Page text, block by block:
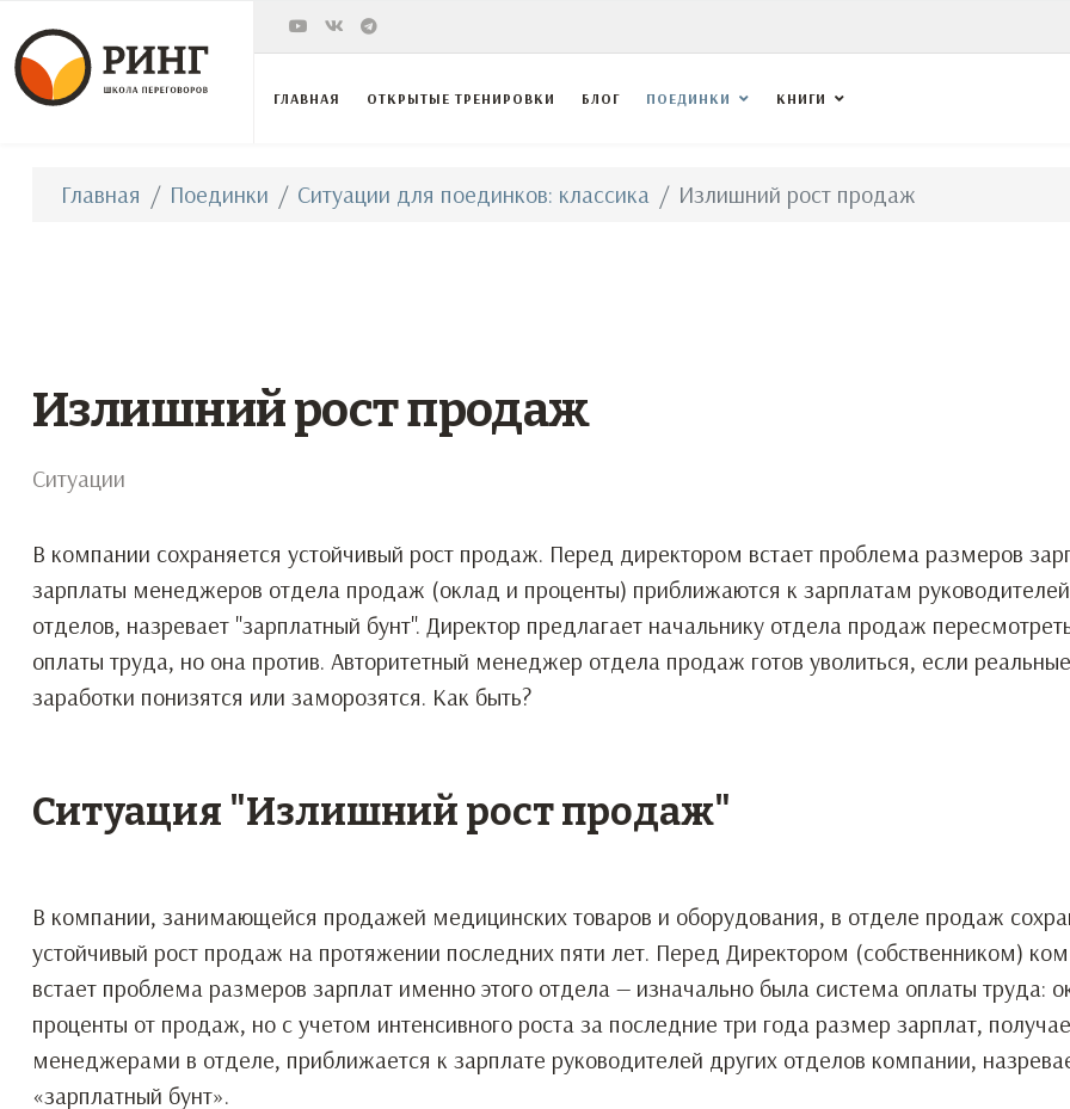
ГЛАВНАЯ ОТКРЫТЫЕ ТРЕНИРОВКИ БЛОГ ПОЕДИНКИ КНИГИ
Главная Поединки Ситуации для поединков: классика Излишний рост продаж
Излишний рост продаж
Ситуации
В компании сохраняется устойчивый рост продаж. Перед директором встает проблема размеров
зарплаты менеджеров отдела продаж (оклад и проценты) приближаются к зарплатам
отделов, назревает "зарплатный бунт". Директор предлагает начальнику отдела продаж
оплаты труда, но она против. Авторитетный менеджер отдела продаж готов уволиться, если реальные
заработки понизятся или заморозятся. Как быть?
Ситуация "Излишний рост продаж"
В компании, занимающейся продажей медицинских товаров и оборудования, в отделе продаж
устойчивый рост продаж на протяжении последних пяти лет. Перед Директором (собственником)
встает проблема размеров зарплат именно этого отдела — изначально была система оплаты труда:
проценты от продаж, но с учетом интенсивного роста за последние три года размер зарплат,
менеджерами в отделе, приближается к зарплате руководителей других отделов компании,
«зарплатный бунт».